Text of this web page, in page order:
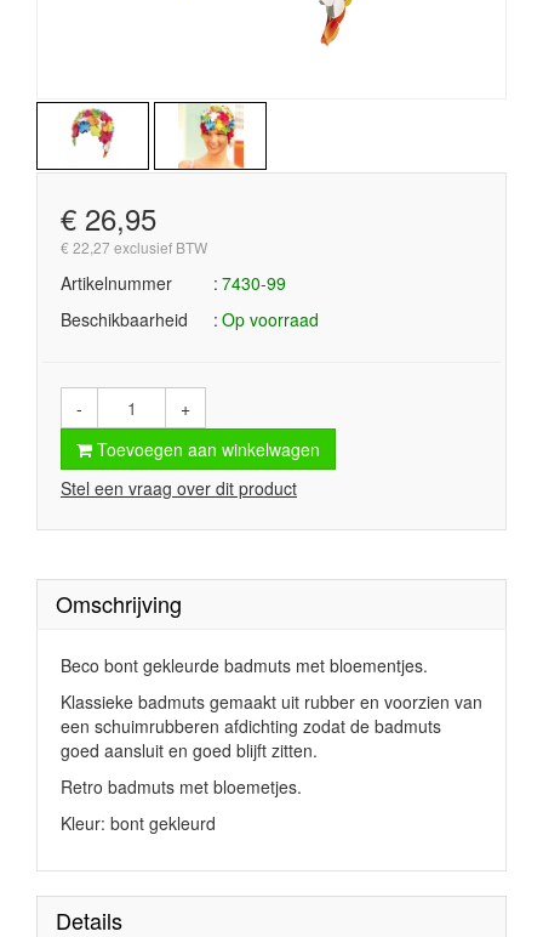
€ 26,95
€ 22,27 exclusief BTW
Artikelnummer
7430-99
Beschikbaarheid
Op voorraad
-
+
Toevoegen aan winkelwagen
Stel een vraag over dit product
Omschrijving
Beco bont gekleurde badmuts met bloementjes.
Klassieke badmuts gemaakt uit rubber en voorzien van
een schuimrubberen afdichting zodat de badmuts
goed aansluit en goed blijft zitten.
Retro badmuts met bloemetjes.
Kleur: bont gekleurd
Details